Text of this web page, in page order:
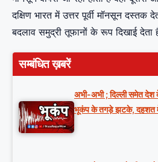
दक्षिण भारत में उत्तर पूर्वी मॉनसून दस्तक
बदलाव समुद्री तूफानों के रूप दिखाई देता
सम्बंधित ख़बरें
अभी-अभी ; दिल्ली समेत देश
भूकंप के तगड़े झटके, दहशत में